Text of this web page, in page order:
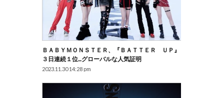
ＢＡＢＹＭＯＮＳＴＥＲ、『ＢＡＴＴＥＲ ＵＰ』
３日連続１位…グローバルな人気証明
2023.11.30 14:28 pm